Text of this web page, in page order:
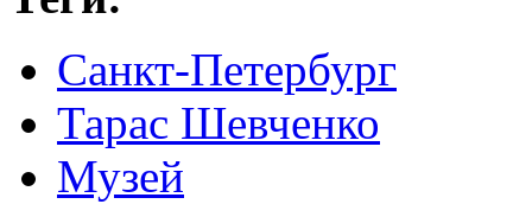
Санкт-Петербург
Тарас Шевченко
Музей